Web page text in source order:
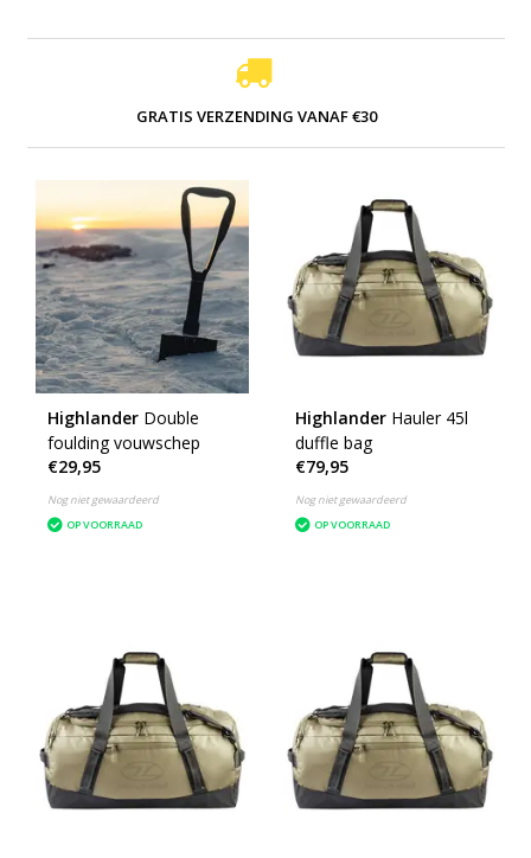
GRATIS VERZENDING VANAF €30
Highlander Double
foulding vouwschep
€29,95
Nog niet gewaardeerd
OP VOORRAAD
Highlander Hauler 45l
duffle bag
€79,95
Nog niet gewaardeerd
OP VOORRAAD